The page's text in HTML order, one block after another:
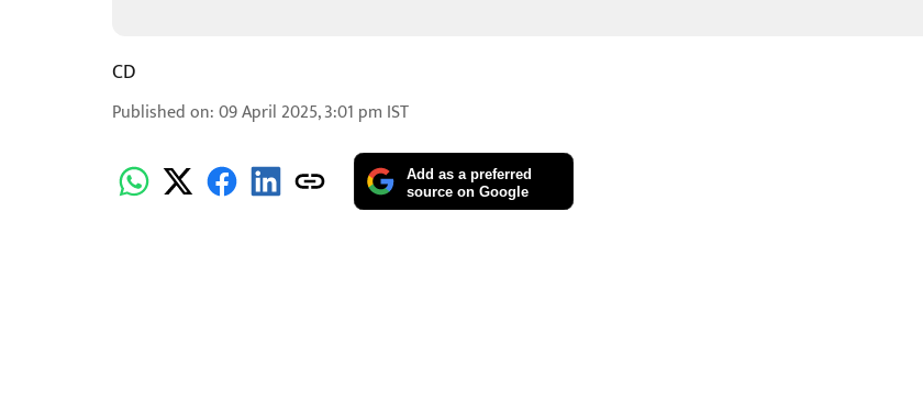
CD
Published on:09 April 2025, 3:01 pm IST
Add as a preferred
source on Google